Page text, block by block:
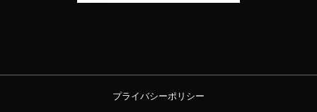
プライバシーポリシー